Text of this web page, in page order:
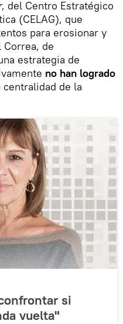
, del Centro Estratégico
(CELAG), que
para erosionar y
Correa, de
estrategia de
no han logrado
centralidad de la
si
vuelta"